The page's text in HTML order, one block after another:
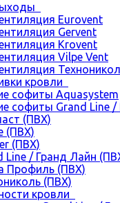
Eurovent
Gervent
Krovent
Vilpe Vent
кровли
софиты Aquasystem
софиты Grand Line /
(ПВХ)
(ПВХ)
(ПВХ)
Line / Гранд Лайн
Профиль (ПВХ)
(ПВХ)
кровли